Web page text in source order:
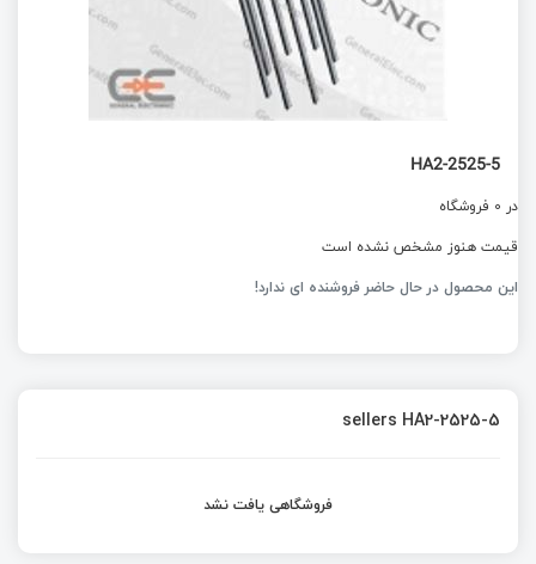
HA2-2525-5
در 0 فروشگاه
قیمت هنوز مشخص نشده است
این محصول در حال حاضر فروشنده ای ندارد!
sellers HA2-2525-5
فروشگاهی یافت نشد